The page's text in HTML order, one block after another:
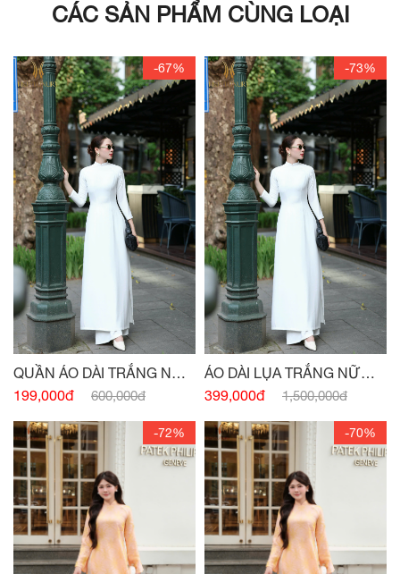
CÁC SẢN PHẨM CÙNG LOẠI
-67%
QUẦN ÁO DÀI TRẮNG NỮ
SINH
199,000đ 600,000đ
-73%
ÁO DÀI LỤA TRẮNG NỮ
SINH
399,000đ 1,500,000đ
-72% -70%